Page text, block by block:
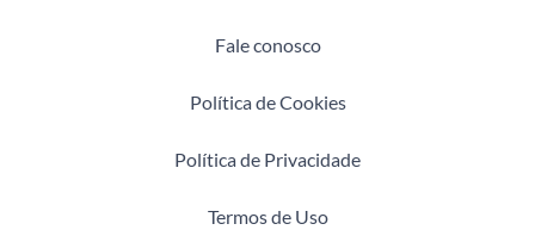
Fale conosco
Política de Cookies
Política de Privacidade
Termos de Uso